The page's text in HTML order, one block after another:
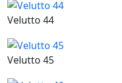
Velutto 44
Velutto 45